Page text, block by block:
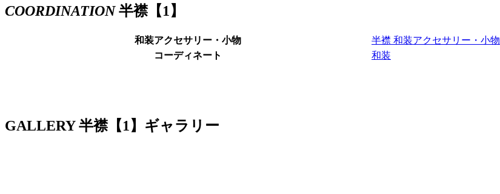
COORDINATION 半襟【1】
和装アクセサリー・小物 半襟 和装アクセサリー・小物
コーディネート
和装
GALLERY 半襟【1】ギャラリー